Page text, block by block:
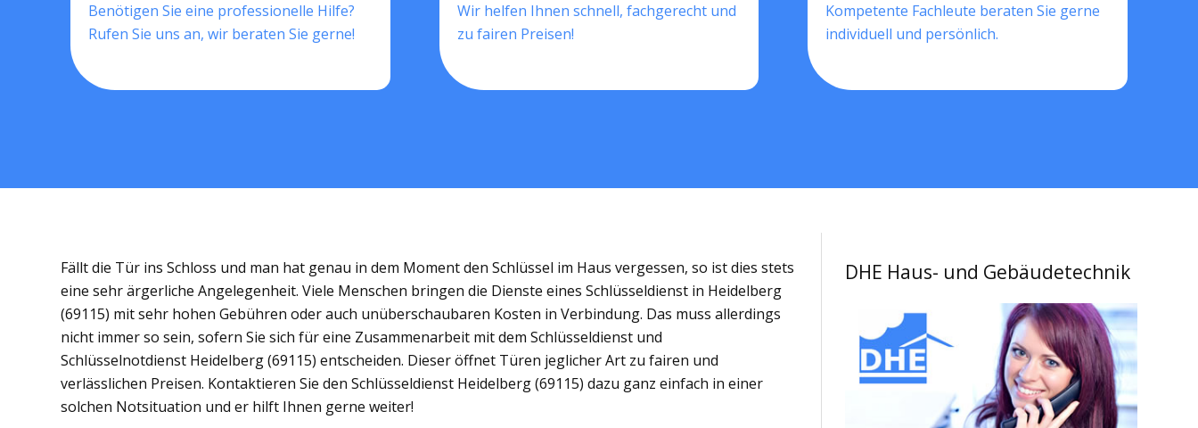
Benötigen Sie eine professionelle Hilfe?
Rufen Sie uns an, wir beraten Sie gerne!
Wir helfen Ihnen schnell, fachgerecht und
zu fairen Preisen!
Kompetente Fachleute beraten Sie gerne
individuell und persönlich.
DHE Haus- und Gebäudetechnik
Fällt die Tür ins Schloss und man hat genau in dem Moment den Schlüssel im Haus vergessen, so ist dies stets
eine sehr ärgerliche Angelegenheit. Viele Menschen bringen die Dienste eines Schlüsseldienst in Heidelberg
(69115) mit sehr hohen Gebühren oder auch unüberschaubaren Kosten in Verbindung. Das muss allerdings
nicht immer so sein, sofern Sie sich für eine Zusammenarbeit mit dem Schlüsseldienst und
Schlüsselnotdienst Heidelberg (69115) entscheiden. Dieser öffnet Türen jeglicher Art zu fairen und
verlässlichen Preisen. Kontaktieren Sie den Schlüsseldienst Heidelberg (69115) dazu ganz einfach in einer
solchen Notsituation und er hilft Ihnen gerne weiter!